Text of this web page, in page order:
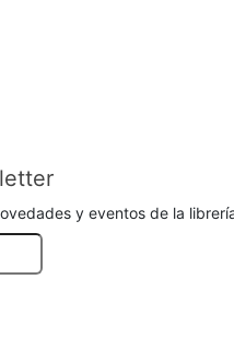
y eventos de la